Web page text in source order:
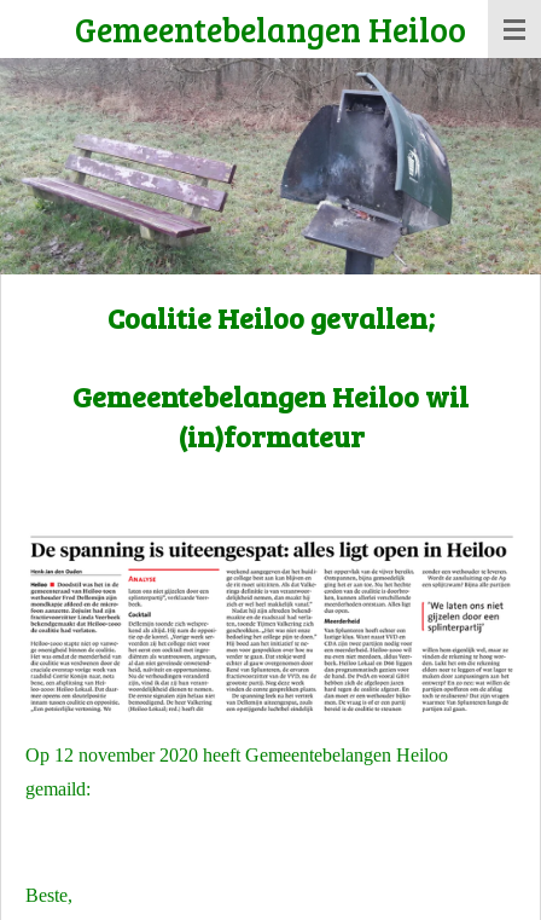
direct
naar
de
hoofdinhoud
Gemeentebelangen Heiloo
Coalitie Heiloo gevallen;
Gemeentebelangen Heiloo wil
(in)formateur
Op 12 november 2020 heeft Gemeentebelangen Heiloo
gemaild:
Beste,